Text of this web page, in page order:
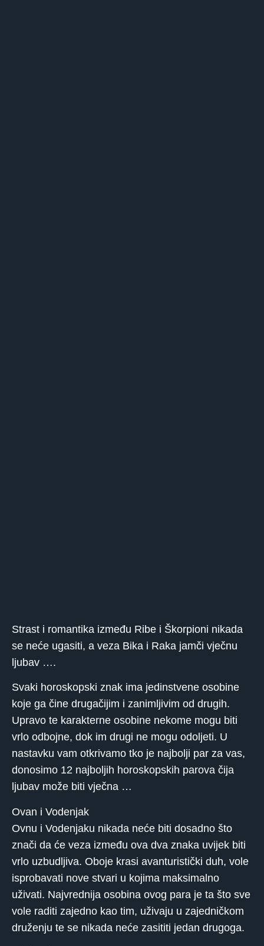
Strast i romantika između Ribe i Škorpioni nikada
se neće ugasiti, a veza Bika i Raka jamči vječnu
ljubav ….
Svaki horoskopski znak ima jedinstvene osobine
koje ga čine drugačijim i zanimljivim od drugih.
Upravo te karakterne osobine nekome mogu biti
vrlo odbojne, dok im drugi ne mogu odoljeti. U
nastavku vam otkrivamo tko je najbolji par za vas,
donosimo 12 najboljih horoskopskih parova čija
ljubav može biti vječna …
Ovan i Vodenjak
Ovnu i Vodenjaku nikada neće biti dosadno što
znači da će veza između ova dva znaka uvijek biti
vrlo uzbudljiva. Oboje krasi avanturistički duh, vole
isprobavati nove stvari u kojima maksimalno
uživati. Najvrednija osobina ovog para je ta što sve
vole raditi zajedno kao tim, uživaju u zajedničkom
druženju te se nikada neće zasititi jedan drugoga.